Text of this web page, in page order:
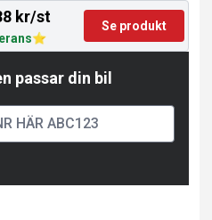
kr/st Se produkt
passar din bil